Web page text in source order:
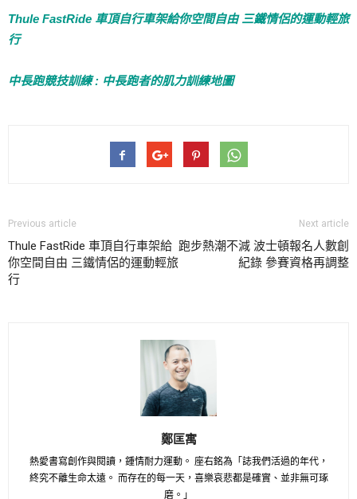
Thule FastRide 車頂自行車架給你空間自由 三鐵情侶的運動輕旅
行
中長跑競技訓練 : 中長跑者的肌力訓練地圖
Previous article
Thule FastRide 車頂自行車架給
你空間自由 三鐵情侶的運動輕旅
行
Next article
跑步熱潮不減 波士頓報名人數創
紀錄 參賽資格再調整
鄭匡寓
熱愛書寫創作與閱讀，鍾情耐力運動。 座右銘為「誌我們活過的年代，
終究不離生命太遠。 而存在的每一天，喜樂哀悲都是確實、並非無可琢
磨。」